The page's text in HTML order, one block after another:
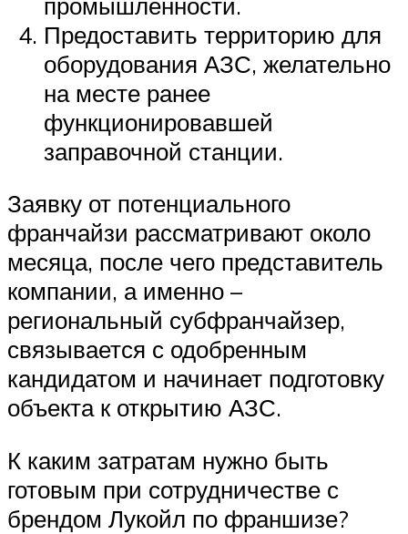
Предоставить территорию для
оборудования АЗС, желательно
на месте ранее
функционировавшей
заправочной станции.
Заявку от потенциального
франчайзи рассматривают около
месяца, после чего представитель
компании, а именно –
региональный субфранчайзер,
связывается с одобренным
кандидатом и начинает подготовку
объекта к открытию АЗС.
К каким затратам нужно быть
готовым при сотрудничестве с
брендом Лукойл по франшизе?